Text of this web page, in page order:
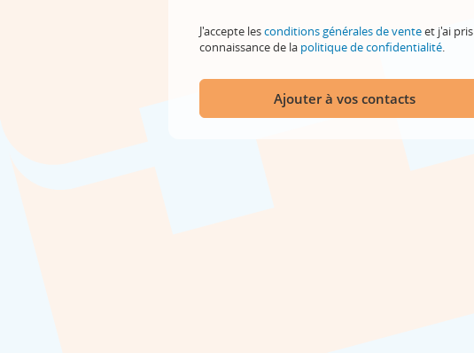
J'accepte lesconditions générales de venteet j'ai pris
connaissance de la politique de confidentialité.
Ajouter à vos contacts